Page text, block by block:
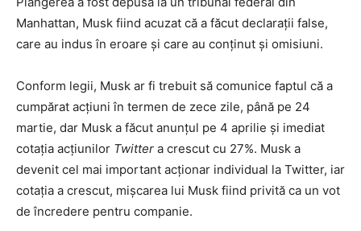
Manhattan, Musk fiind acuzat că a făcut declarații false,
care au indus în eroare și care au conținut și omisiuni.
Conform legii, Musk ar fi trebuit să comunice faptul că a
cumpărat acțiuni în termen de zece zile, până pe 24
martie, dar Musk a făcut anunțul pe 4 aprilie și imediat
cotația acțiunilor Twitter a crescut cu 27%. Musk a
devenit cel mai important acționar individual la Twitter, iar
cotația a crescut, mișcarea lui Musk fiind privită ca un vot
de încredere pentru companie.